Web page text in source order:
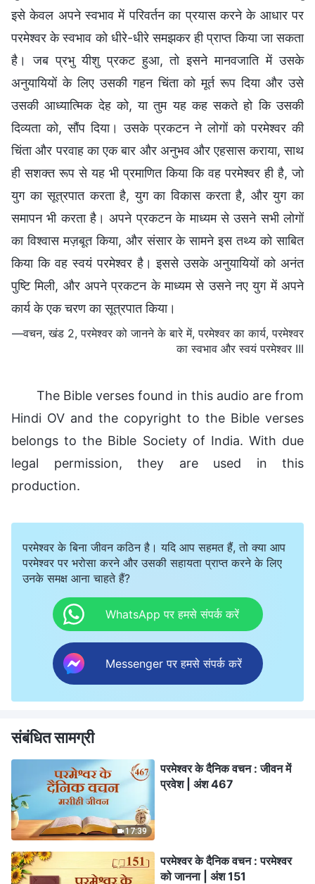
इसे केवल अपने स्वभाव में परिवर्तन का प्रयास करने के आधार पर
परमेश्वर के स्वभाव को धीरे-धीरे समझकर ही प्राप्त किया जा सकता
है। जब प्रभु यीशु प्रकट हुआ, तो इसने मानवजाति में उसके
अनुयायियों के लिए उसकी गहन चिंता को मूर्त रूप दिया और उसे
उसकी आध्यात्मिक देह को, या तुम यह कह सकते हो कि उसकी
दिव्यता को, सौंप दिया। उसके प्रकटन ने लोगों को परमेश्वर की
चिंता और परवाह का एक बार और अनुभव और एहसास कराया, साथ
ही सशक्त रूप से यह भी प्रमाणित किया कि वह परमेश्वर ही है, जो
युग का सूत्रपात करता है, युग का विकास करता है, और युग का
समापन भी करता है। अपने प्रकटन के माध्यम से उसने सभी लोगों
का विश्वास मज़बूत किया, और संसार के सामने इस तथ्य को साबित
किया कि वह स्वयं परमेश्वर है। इससे उसके अनुयायियों को अनंत
पुष्टि मिली, और अपने प्रकटन के माध्यम से उसने नए युग में अपने
कार्य के एक चरण का सूत्रपात किया।
—वचन, खंड 2, परमेश्वर को जानने के बारे में, परमेश्वर का कार्य, परमेश्वर
का स्वभाव और स्वयं परमेश्वर III
The Bible verses found in this audio are from
Hindi OV and the copyright to the Bible verses
belongs to the Bible Society of India. With due
legal permission, they are used in this
production.
परमेश्वर के बिना जीवन कठिन है। यदि आप सहमत हैं, तो क्या आप
परमेश्वर पर भरोसा करने और उसकी सहायता प्राप्त करने के लिए
उनके समक्ष आना चाहते हैं?
WhatsApp पर हमसे संपर्क करें
Messenger पर हमसे संपर्क करें
संबंधित सामग्री
17:39
परमेश्वर के दैनिक वचन : जीवन में
प्रवेश | अंश 467
परमेश्वर के दैनिक वचन : परमेश्वर
को जानना | अंश 151